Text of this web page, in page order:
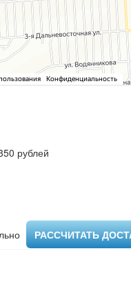
рублей
РАССЧИТАТЬ